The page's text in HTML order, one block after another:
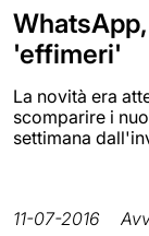
'effimeri'
La novità era
scomparire i
settimana
11-07-2016